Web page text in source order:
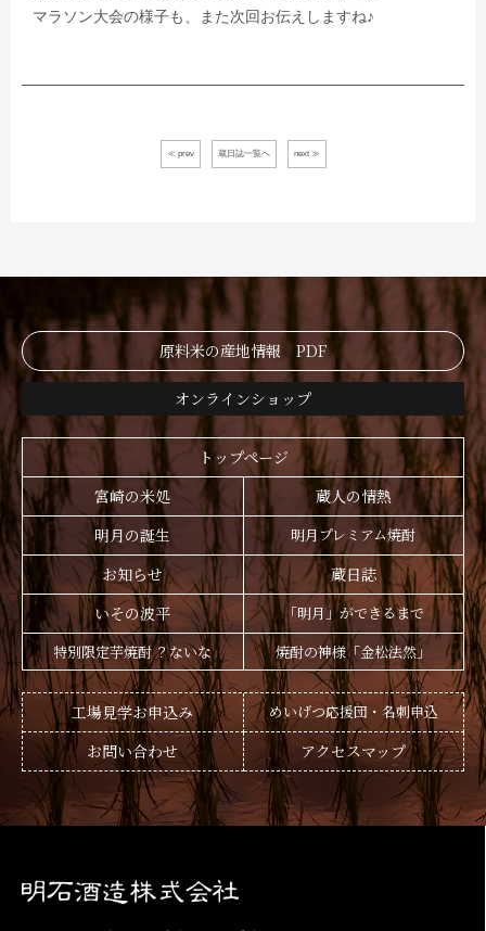
マラソン大会の様子も、また次回お伝えしますね♪
≪ prev 蔵日誌一覧へ next ≫
原料米の産地情報 PDF
オンラインショップ
トップページ
宮崎の米処
蔵人の情熱
明月の誕生
明月プレミアム焼酎
お知らせ
蔵日誌
いその波平
「明月」ができるまで
特別限定芋焼酎 ？ないな
焼酎の神様「金松法然」
工場見学お申込み めいげつ応援団・名刺申込
お問い合わせ アクセスマップ